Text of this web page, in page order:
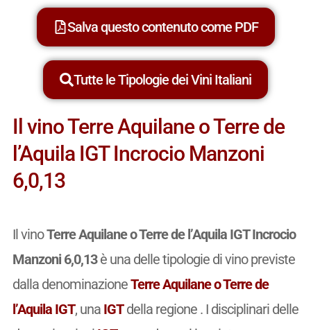
Salva questo contenuto come PDF
Tutte le Tipologie dei Vini Italiani
Il vino Terre Aquilane o Terre de
l’Aquila IGT Incrocio Manzoni
6,0,13
Il vinoTerre Aquilane o Terre de l’Aquila IGT Incrocio
Manzoni 6,0,13è una delle tipologie di vino previste
dalla denominazioneTerre Aquilane o Terre de
l’Aquila IGT, una IGTdella regione . I disciplinari delle